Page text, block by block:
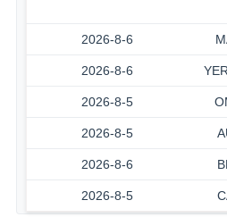
2026-8-6
2026-8-6
2026-8-5
2026-8-5
2026-8-6
2026-8-5